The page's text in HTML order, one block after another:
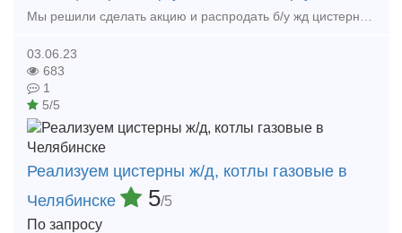
03.06.23
683
1
5/5
Реализуем цистерны ж/д, котлы газовые в
Челябинске
5/5
По запросу